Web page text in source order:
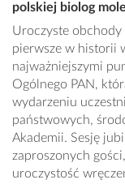
polskiej biolog
Uroczyste obchody
pierwsze w historii
najważniejszymi
Ogólnego PAN,
wydarzeniu
państwowych,
Akademii. Sesję
zaproszonych
uroczystość